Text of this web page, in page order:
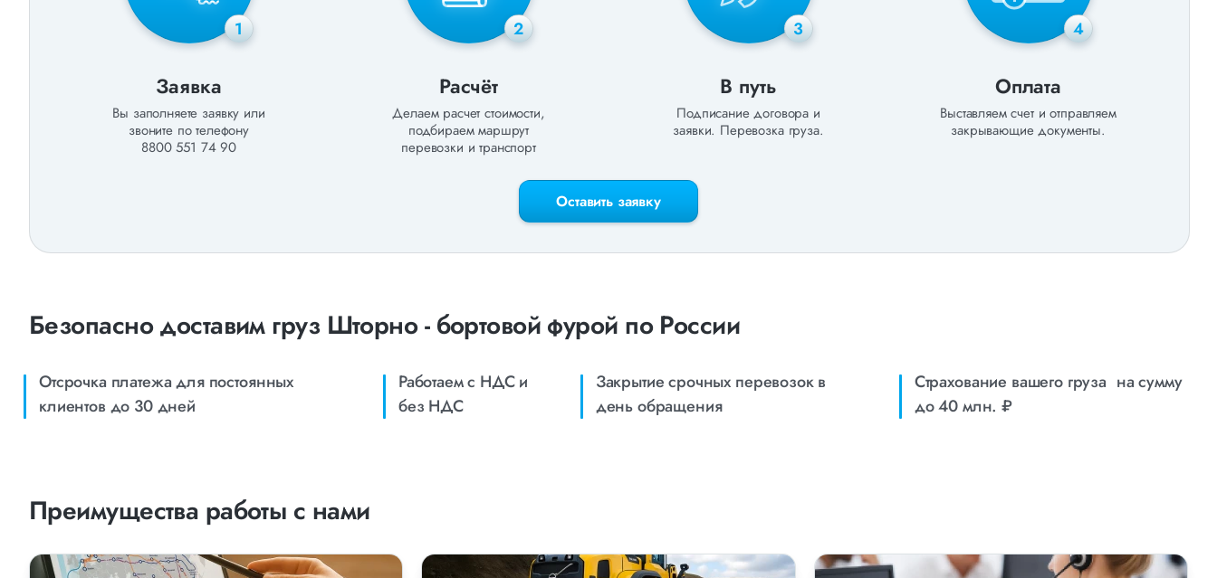
1
Заявка
Вы заполняете заявку или
звоните по телефону
8800 551 74 90
2
Расчёт
Делаем расчет стоимости,
подбираем маршрут
перевозки и транспорт
3
В путь
Подписание договора и
заявки. Перевозка груза.
4
Оплата
Выставляем счет и отправляем
закрывающие документы.
Оставить заявку
Безопасно доставим груз Шторно - бортовой фурой по России
Отсрочка платежа для постоянных
клиентов до 30 дней
Работаем с НДС и
без НДС
Закрытие срочных перевозок в
день обращения
Страхование вашего груза на сумму
до 40 млн. ₽
Преимущества работы с нами